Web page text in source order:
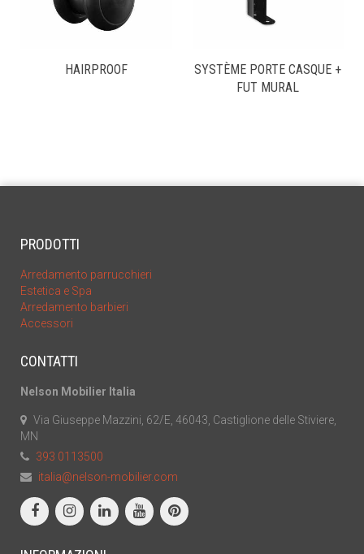
HAIRPROOF
SYSTÈME PORTE CASQUE +
FUT MURAL
PRODOTTI
Arredamento parrucchieri
Estetica e Spa
Arredamento barbieri
Accessori
CONTATTI
Nelson Mobilier Italia
Via Giuseppe Mazzini, 62/E, 46043, Castiglione delle Stiviere,
MN
393 0113500
italia@nelson-mobilier.com